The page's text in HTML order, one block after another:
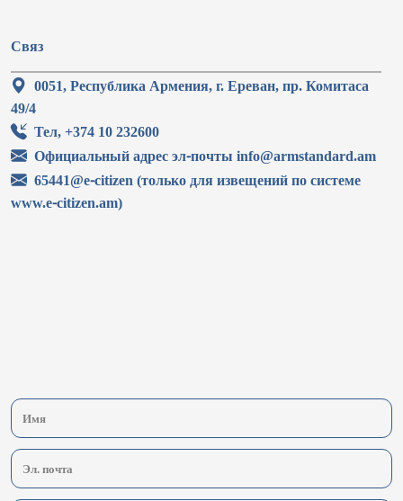
Связ
0051, Республика Армения, г. Ереван, пр. Комитаса
49/4
Тел, +374 10 232600
Официальный адрес эл-почты info@armstandard.am
65441@e-citizen (только для извещений по системе
www.e-citizen.am)